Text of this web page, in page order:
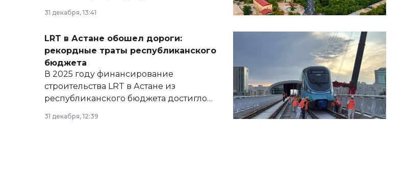
базе нормативных правовых актов и на
сайте маслихат города.
31 декабря, 13:41
LRT в Астане обошел дороги:
рекордные траты республиканского
бюджета
В 2025 году финансирование
строительства LRT в Астане из
республиканского бюджета достигло
рекордных объемов.
31 декабря, 12:39